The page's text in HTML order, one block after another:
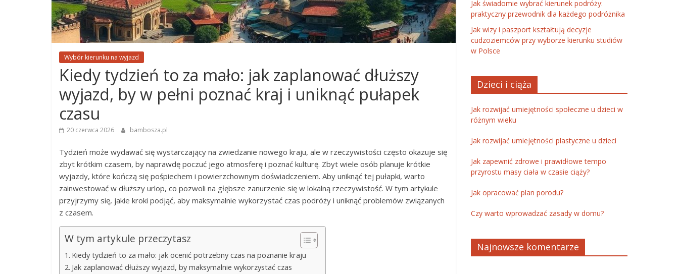
Wybór kierunku na wyjazd
Kiedy tydzień to za mało: jak zaplanować dłuższy
wyjazd, by w pełni poznać kraj i uniknąć pułapek
czasu
20 czerwca 2026 bambosza.pl
Tydzień może wydawać się wystarczający na zwiedzanie nowego kraju, ale w rzeczywistości często okazuje się
zbyt krótkim czasem, by naprawdę poczuć jego atmosferę i poznać kulturę. Zbyt wiele osób planuje krótkie
wyjazdy, które kończą się pośpiechem i powierzchownym doświadczeniem. Aby uniknąć tej pułapki, warto
zainwestować w dłuższy urlop, co pozwoli na głębsze zanurzenie się w lokalną rzeczywistość. W tym artykule
przyjrzymy się, jakie kroki podjąć, aby maksymalnie wykorzystać czas podróży i uniknąć problemów związanych
z czasem.
W tym artykule przeczytasz
Kiedy tydzień to za mało: jak ocenić potrzebny czas na poznanie kraju
Jak zaplanować dłuższy wyjazd, by maksymalnie wykorzystać czas
Jak świadomie wybrać kierunek podróży:
praktyczny przewodnik dla każdego podróżnika
Jak wizy i paszport kształtują decyzje
cudzoziemców przy wyborze kierunku studiów
w Polsce
Dzieci i ciąża
Jak rozwijać umiejętności społeczne u dzieci w
różnym wieku
Jak rozwijać umiejętności plastyczne u dzieci
Jak zapewnić zdrowe i prawidłowe tempo
przyrostu masy ciała w czasie ciąży?
Jak opracować plan porodu?
Czy warto wprowadzać zasady w domu?
Najnowsze komentarze